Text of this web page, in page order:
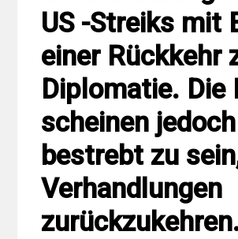
US -Streiks mit
einer Rückkehr
Diplomatie. Die
scheinen
bestrebt zu
Verhandlungen